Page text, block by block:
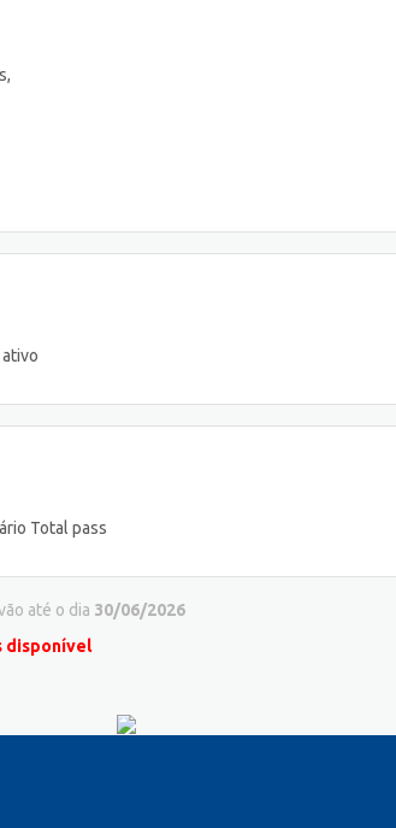
Total pass
até o dia 30/06/2026
disponível